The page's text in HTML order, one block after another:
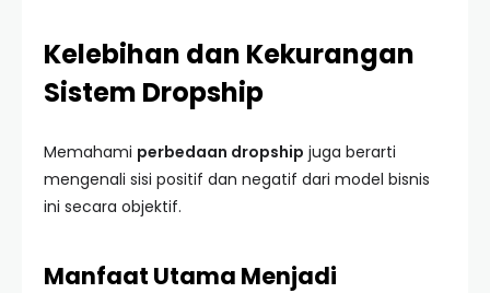
Kelebihan dan Kekurangan
Sistem Dropship
Memahami perbedaan dropship juga berarti
mengenali sisi positif dan negatif dari model bisnis
ini secara objektif.
Manfaat Utama Menjadi